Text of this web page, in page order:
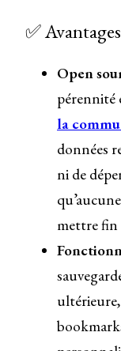
✅
Open
pérennité
la
données
ni de
mettre fin